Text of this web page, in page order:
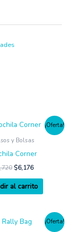
¡Oferta!
y Bolsas
Corner
$6,176
al carrito
¡Oferta!